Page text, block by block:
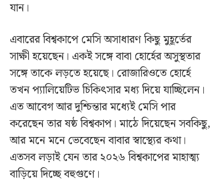
যান।
এবারের বিশ্বকাপে মেসি অসাধারণ কিছু মুহূর্তের
সাক্ষী হয়েছেন। একই সঙ্গে বাবা হোর্হের অসুস্থতার
সঙ্গে তাকে লড়তে হয়েছে। রোজারিওতে হোর্হে
তখন প্যালিয়েটিভ চিকিৎসার মধ্য দিয়ে যাচ্ছিলেন।
এত আবেগ আর দুশ্চিন্তার মধ্যেই মেসি পার
করেছেন তার ষষ্ঠ বিশ্বকাপ। মাঠে দিয়েছেন সবকিছু,
আর মনে মনে ভেবেছেন বাবার স্বাস্থ্যের কথা।
এতসব লড়াই যেন তার ২০২৬ বিশ্বকাপের মাহাত্ম্য
বাড়িয়ে দিচ্ছে বহুগুণে।